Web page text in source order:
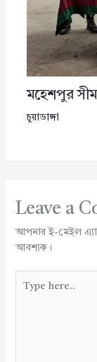
মহেশপুর
চুয়াডাঙ্গা
Leave a
আপনার ই-মেইল
আবশ্যক।
here..